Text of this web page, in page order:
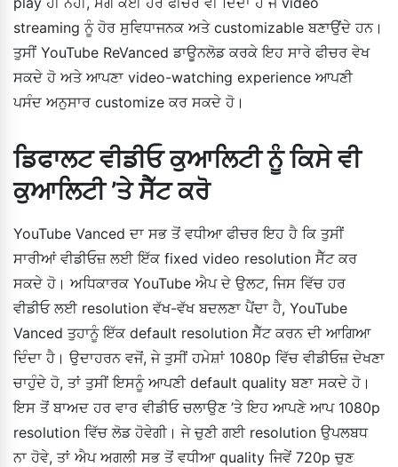
streaming ਨੂੰ ਹੋਰ ਸੁਵਿਧਾਜਨਕ ਅਤੇ customizable ਬਣਾਉਂਦੇ ਹਨ।
ਤੁਸੀਂ YouTube ReVanced ਡਾਊਨਲੋਡ ਕਰਕੇ ਇਹ ਸਾਰੇ ਫੀਚਰ ਵੇਖ
ਸਕਦੇ ਹੋ ਅਤੇ ਆਪਣਾ video-watching experience ਆਪਣੀ
ਪਸੰਦ ਅਨੁਸਾਰ customize ਕਰ ਸਕਦੇ ਹੋ।
ਡਿਫਾਲਟ ਵੀਡੀਓ ਕੁਆਲਿਟੀ ਨੂੰ ਕਿਸੇ ਵੀ
ਕੁਆਲਿਟੀ ’ਤੇ ਸੈੱਟ ਕਰੋ
YouTube Vanced ਦਾ ਸਭ ਤੋਂ ਵਧੀਆ ਫੀਚਰ ਇਹ ਹੈ ਕਿ ਤੁਸੀਂ
ਸਾਰੀਆਂ ਵੀਡੀਓਜ਼ ਲਈ ਇੱਕ fixed video resolution ਸੈੱਟ ਕਰ
ਸਕਦੇ ਹੋ। ਅਧਿਕਾਰਕ YouTube ਐਪ ਦੇ ਉਲਟ, ਜਿਸ ਵਿੱਚ ਹਰ
ਵੀਡੀਓ ਲਈ resolution ਵੱਖ-ਵੱਖ ਬਦਲਣਾ ਪੈਂਦਾ ਹੈ, YouTube
Vanced ਤੁਹਾਨੂੰ ਇੱਕ default resolution ਸੈੱਟ ਕਰਨ ਦੀ ਆਗਿਆ
ਦਿੰਦਾ ਹੈ। ਉਦਾਹਰਨ ਵਜੋਂ, ਜੇ ਤੁਸੀਂ ਹਮੇਸ਼ਾਂ 1080p ਵਿੱਚ ਵੀਡੀਓਜ਼ ਦੇਖਣਾ
ਚਾਹੁੰਦੇ ਹੋ, ਤਾਂ ਤੁਸੀਂ ਇਸਨੂੰ ਆਪਣੀ default quality ਬਣਾ ਸਕਦੇ ਹੋ।
ਇਸ ਤੋਂ ਬਾਅਦ ਹਰ ਵਾਰ ਵੀਡੀਓ ਚਲਾਉਣ ’ਤੇ ਇਹ ਆਪਣੇ ਆਪ 1080p
resolution ਵਿੱਚ ਲੋਡ ਹੋਵੇਗੀ। ਜੇ ਚੁਣੀ ਗਈ resolution ਉਪਲਬਧ
ਨਾ ਹੋਵੇ, ਤਾਂ ਐਪ ਅਗਲੀ ਸਭ ਤੋਂ ਵਧੀਆ quality ਜਿਵੇਂ 720p ਚੁਣ